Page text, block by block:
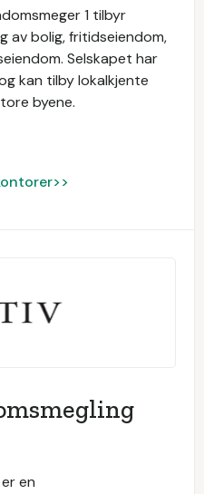
1 tilbyr
av bolig, fritidseiendom,
Selskapet har
kan tilby lokalkjente
byene.
en